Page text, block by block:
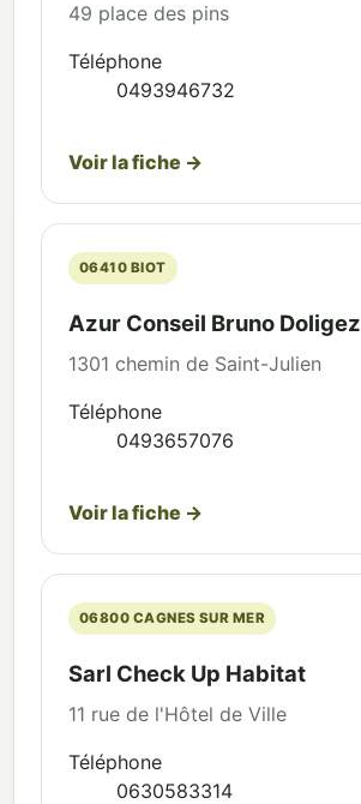
49 place des pins
Téléphone
0493946732
Voir la fiche →
06410 BIOT
Azur Conseil Bruno Doligez
1301 chemin de Saint-Julien
Téléphone
0493657076
Voir la fiche →
06800 CAGNES SUR MER
Sarl Check Up Habitat
11 rue de l'Hôtel de Ville
Téléphone
0630583314